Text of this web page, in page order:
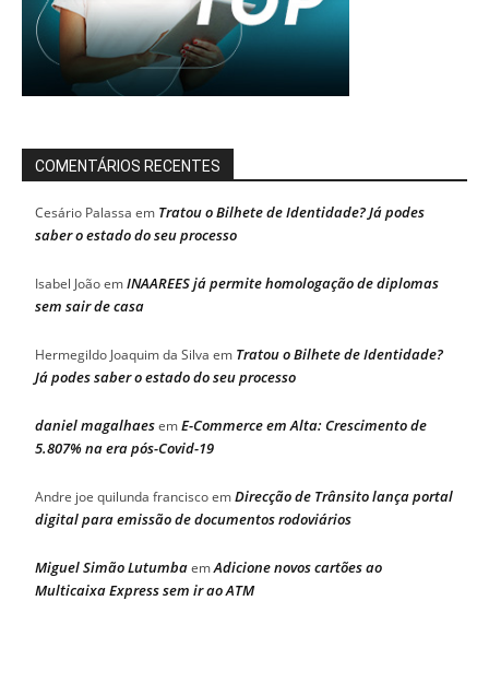
COMENTÁRIOS RECENTES
Cesário Palassa em Tratou o Bilhete de Identidade? Já podes
saber o estado do seu processo
Isabel JoãoemINAAREES já permite homologação de diplomas
sem sair de casa
Hermegildo Joaquim da Silva em Tratou o Bilhete de Identidade?
Já podes saber o estado do seu processo
daniel magalhaesemE-Commerce em Alta: Crescimento de
5.807% na era pós-Covid-19
Andre joe quilunda franciscoemDirecção de Trânsito lança portal
digital para emissão de documentos rodoviários
Miguel Simão LutumbaemAdicione novos cartões ao
Multicaixa Express sem ir ao ATM